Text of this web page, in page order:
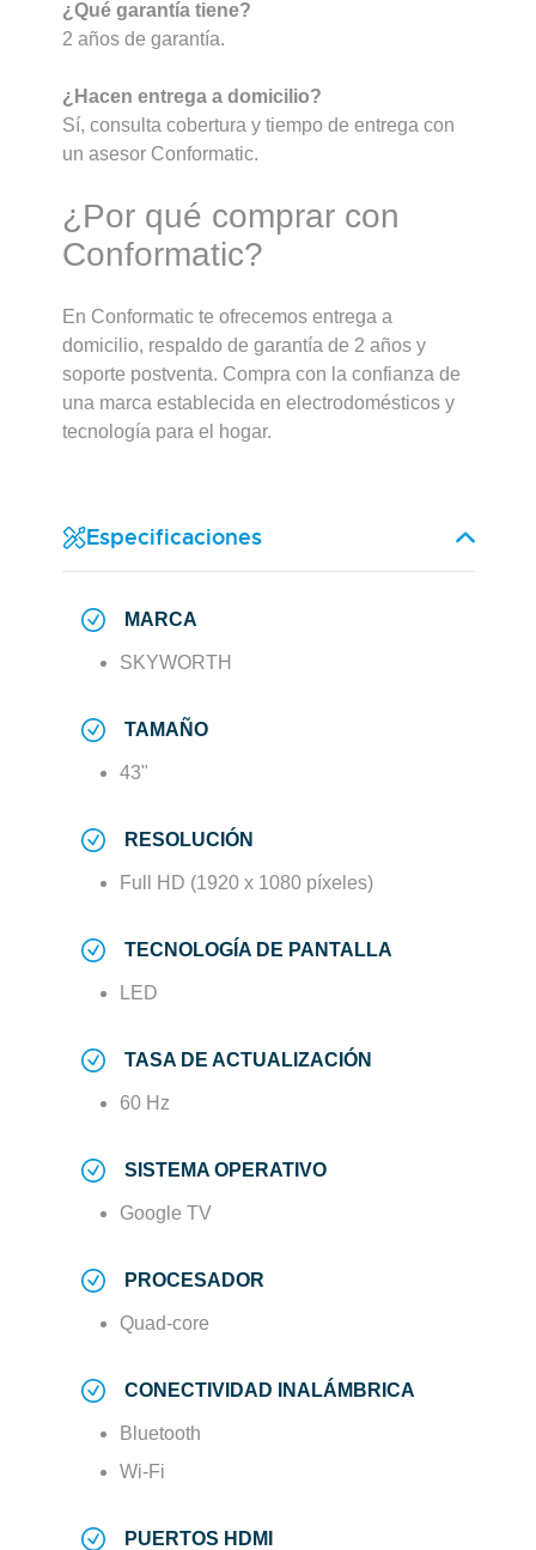
¿Qué garantía tiene?
2 años de garantía.
¿Hacen entrega a domicilio?
Sí, consulta cobertura y tiempo de entrega con
un asesor Conformatic.
¿Por qué comprar con
Conformatic?
En Conformatic te ofrecemos entrega a
domicilio, respaldo de garantía de 2 años y
soporte postventa. Compra con la confianza de
una marca establecida en electrodomésticos y
tecnología para el hogar.
Especificaciones
MARCA
SKYWORTH
TAMAÑO
43"
RESOLUCIÓN
Full HD (1920 x 1080 píxeles)
TECNOLOGÍA DE PANTALLA
LED
TASA DE ACTUALIZACIÓN
60 Hz
SISTEMA OPERATIVO
Google TV
PROCESADOR
Quad-core
CONECTIVIDAD INALÁMBRICA
Bluetooth
Wi-Fi
PUERTOS HDMI